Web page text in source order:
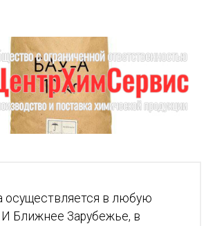
осуществляется в любую
Ближнее Зарубежье, в